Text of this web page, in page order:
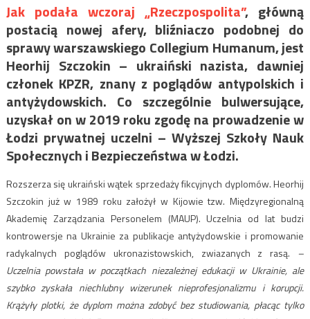
Jak podała wczoraj „Rzeczpospolita”, główną
postacią nowej afery, bliźniaczo podobnej do
sprawy warszawskiego Collegium Humanum, jest
Heorhij Szczokin – ukraiński nazista, dawniej
członek KPZR, znany z poglądów antypolskich i
antyżydowskich. Co szczególnie bulwersujące,
uzyskał on w 2019 roku zgodę na prowadzenie w
Łodzi prywatnej uczelni – Wyższej Szkoły Nauk
Społecznych i Bezpieczeństwa w Łodzi.
Rozszerza się ukraiński wątek sprzedaży fikcyjnych dyplomów. Heorhij
Szczokin już w 1989 roku założył w Kijowie tzw. Międzyregionalną
Akademię Zarządzania Personelem (MAUP). Uczelnia od lat budzi
kontrowersje na Ukrainie za publikacje antyżydowskie i promowanie
radykalnych poglądów ukronazistowskich, zwiazanych z rasą. –
Uczelnia powstała w początkach niezależnej edukacji w Ukrainie, ale
szybko zyskała niechlubny wizerunek nieprofesjonalizmu i korupcji.
Krążyły plotki, że dyplom można zdobyć bez studiowania, płacąc tylko